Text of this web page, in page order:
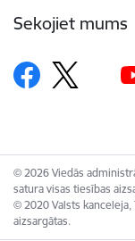
Sekojiet mums
© 2026 Viedās
satura visas tiesības
© 2020 Valsts
aizsargātas.